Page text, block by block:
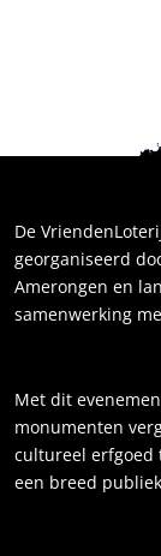
De
georganiseerd
Amerongen en
samenwerking
Met dit
monumenten
cultureel erfgoed
een breed